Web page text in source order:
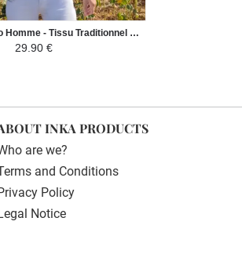
Chemise Col Mao Homme - Tissu Traditionnel Andin Coloré
29.90 €
INKA PRODUCTS
are we?
and Conditions
Policy
Notice